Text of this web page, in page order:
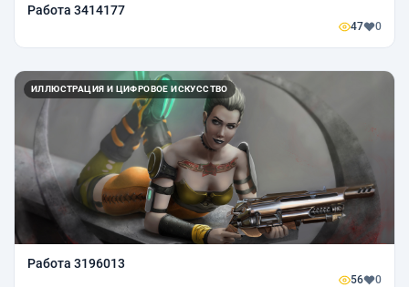
Работа 3414177
47 0
ИЛЛЮСТРАЦИЯ И ЦИФРОВОЕ ИСКУССТВО
Работа 3196013
56 0